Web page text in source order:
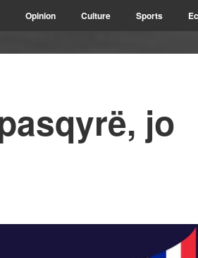
Opinion Culture Sports
jo